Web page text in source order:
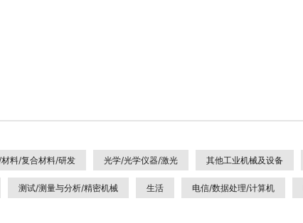
料/复合材料/研发 光学/光学仪器/激光 其他工业机械及设备
测试/测量与分析/精密机械 生活 电信/数据处理/计算机